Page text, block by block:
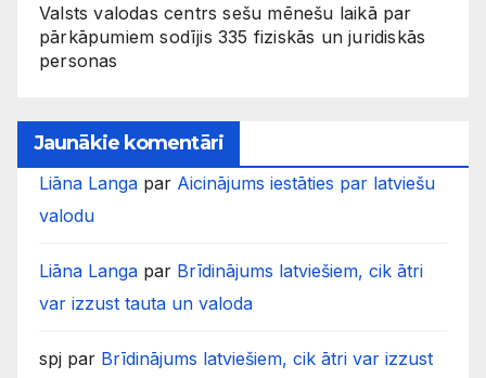
Valsts valodas centrs sešu mēnešu laikā par
pārkāpumiem sodījis 335 fiziskās un juridiskās
personas
Jaunākie komentāri
Liāna Langa par Aicinājums iestāties par latviešu
valodu
Liāna Langa par Brīdinājums latviešiem, cik ātri
var izzust tauta un valoda
spj par Brīdinājums latviešiem, cik ātri var izzust